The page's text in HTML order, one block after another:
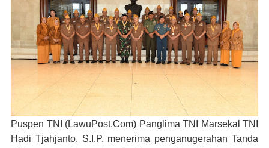
Puspen TNI (LawuPost.Com) Panglima TNI Marsekal TNI
Hadi Tjahjanto, S.I.P. menerima penganugerahan Tanda